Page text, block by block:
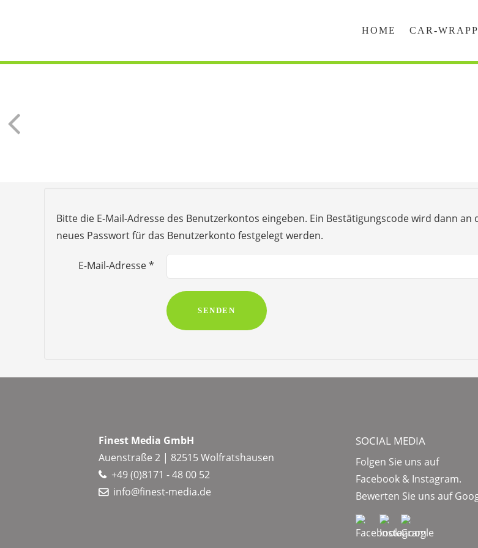
HOME CAR-
Bitte die E-Mail-Adresse des Benutzerkontos eingeben. Ein Bestätigungscode wird dann
neues Passwort für das Benutzerkonto festgelegt werden.
E-Mail-Adresse*
SENDEN
Finest Media GmbH
Auenstraße 2 | 82515 Wolfratshausen
+49 (0)8171 - 48 00 52
info@finest-media.de
SOCIAL MEDIA
Folgen Sie uns auf
Facebook & Instagram.
Bewerten Sie uns auf